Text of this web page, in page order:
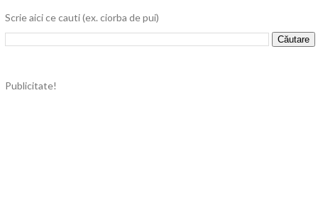
Scrie aici ce cauti (ex. ciorba de pui)
Publicitate!